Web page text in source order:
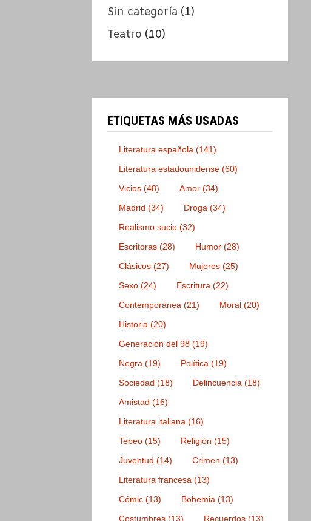
Sin categoría (1)
Teatro (10)
ETIQUETAS MÁS USADAS
Literatura española (141)
Literatura estadounidense (60)
Vicios (48) Amor (34)
Madrid (34) Droga (34)
Realismo sucio (32)
Escritoras (28) Humor (28)
Clásicos (27) Mujeres (25)
Sexo (24) Escritura (22)
Contemporánea (21) Moral (20)
Historia (20)
Generación del 98 (19)
Negra (19) Política (19)
Sociedad (18) Delincuencia (18)
Amistad (16)
Literatura italiana (16)
Tebeo (15) Religión (15)
Juventud (14) Crimen (13)
Literatura francesa (13)
Cómic (13) Bohemia (13)
Costumbres (13) Recuerdos (13)